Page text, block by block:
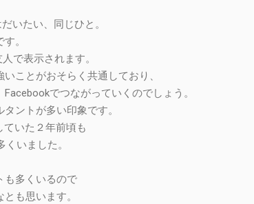
いたい、同じひと。
。
で表示されます。
ことがおそらく共通しており、
でつながっていくのでしょう。
ントが多い印象です。
いた２年前頃も
いました。
も多くいるので
も思います。